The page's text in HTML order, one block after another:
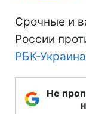
Срочные и
России
РБК-
Не